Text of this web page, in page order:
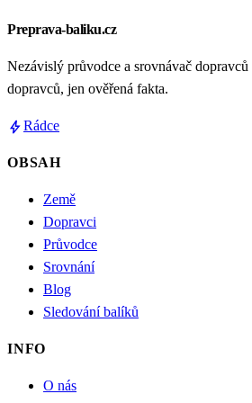
Preprava-baliku.cz
Nezávislý průvodce a srovnávač
dopravců, jen ověřená fakta.
boltRádce
OBSAH
Země
Dopravci
Průvodce
Srovnání
Blog
Sledování balíků
INFO
O nás